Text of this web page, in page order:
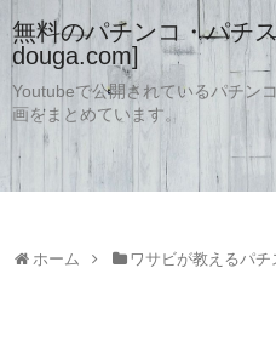
無料のパチンコ・パチ
douga.com]
Youtubeで公開されているパチン
画をまとめています。
ホーム ワサビが教えるパ